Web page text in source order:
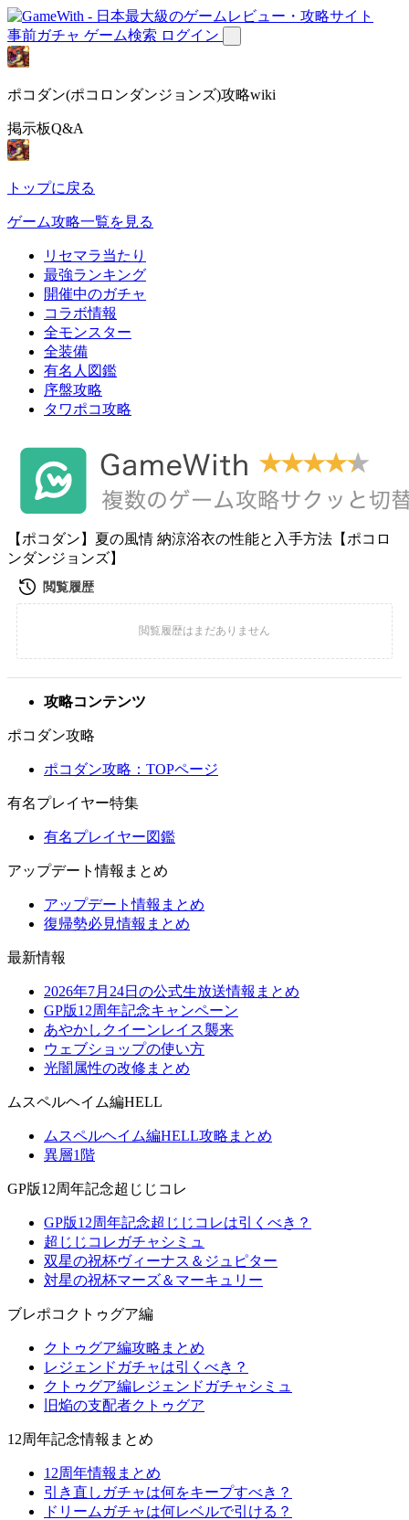
事前ガチャ ゲーム検索 ログイン
ポコダン(ポコロンダンジョンズ)攻略wiki
掲示板Q&A
トップに戻る
ゲーム攻略一覧を見る
リセマラ当たり
最強ランキング
開催中のガチャ
コラボ情報
全モンスター
全装備
有名人図鑑
序盤攻略
タワポコ攻略
【ポコダン】夏の風情 納涼浴衣の性能と入手方法【ポコロ
ンダンジョンズ】
攻略コンテンツ
ポコダン攻略
ポコダン攻略：TOPページ
有名プレイヤー特集
有名プレイヤー図鑑
アップデート情報まとめ
アップデート情報まとめ
復帰勢必見情報まとめ
最新情報
2026年7月24日の公式生放送情報まとめ
GP版12周年記念キャンペーン
あやかしクイーンレイス襲来
ウェブショップの使い方
光闇属性の改修まとめ
ムスペルヘイム編HELL
ムスペルヘイム編HELL攻略まとめ
異層1階
GP版12周年記念超じじコレ
GP版12周年記念超じじコレは引くべき？
超じじコレガチャシミュ
双星の祝杯ヴィーナス＆ジュピター
対星の祝杯マーズ＆マーキュリー
ブレポコクトゥグア編
クトゥグア編攻略まとめ
レジェンドガチャは引くべき？
クトゥグア編レジェンドガチャシミュ
旧焔の支配者クトゥグア
12周年記念情報まとめ
12周年情報まとめ
引き直しガチャは何をキープすべき？
ドリームガチャは何レベルで引ける？